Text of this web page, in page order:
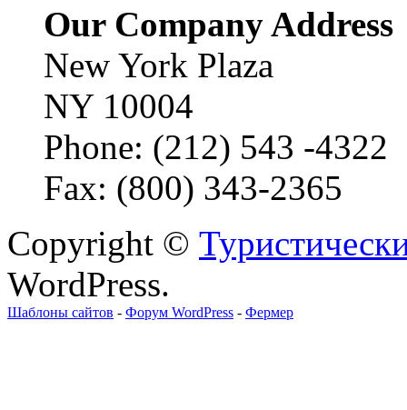
Our Company Address
New York Plaza
NY 10004
Phone: (212) 543 -4322
Fax: (800) 343-2365
Copyright ©
WordPress.
Шаблоны сайтов - Форум WordPress - Фермер